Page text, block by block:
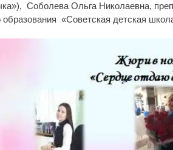
Соболева Ольга Николаевна,
образования «Советская детская